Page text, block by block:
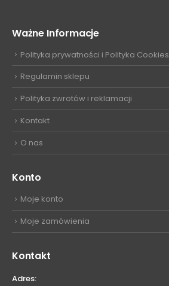
Ważne Informacje
Polityka prywatności i Polityka Cookies
Regulamin sklepu
Polityka zwrotów i reklamacji
Kontakt
O nas
Konto
Moje konto
Moje zamówienia
Kontakt
Adres: